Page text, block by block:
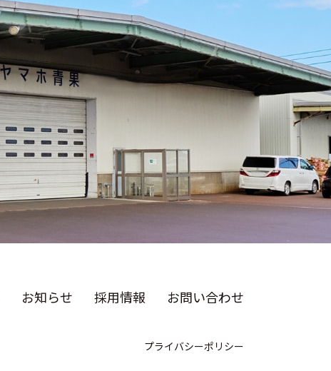
お知らせ 採用情報 お問い合わせ
プライバシーポリシー